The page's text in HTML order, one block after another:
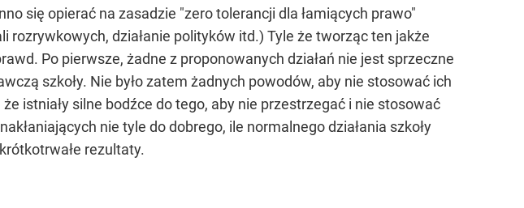
się opierać na zasadzie "zero tolerancji dla łamiących prawo"
działanie polityków itd.) Tyle że tworząc ten jakże
Po pierwsze, żadne z proponowanych działań nie jest sprzeczne
szkoły. Nie było zatem żadnych powodów, aby nie stosować ich
istniały silne bodźce do tego, aby nie przestrzegać i nie stosować
nie tyle do dobrego, ile normalnego działania szkoły
rezultaty.